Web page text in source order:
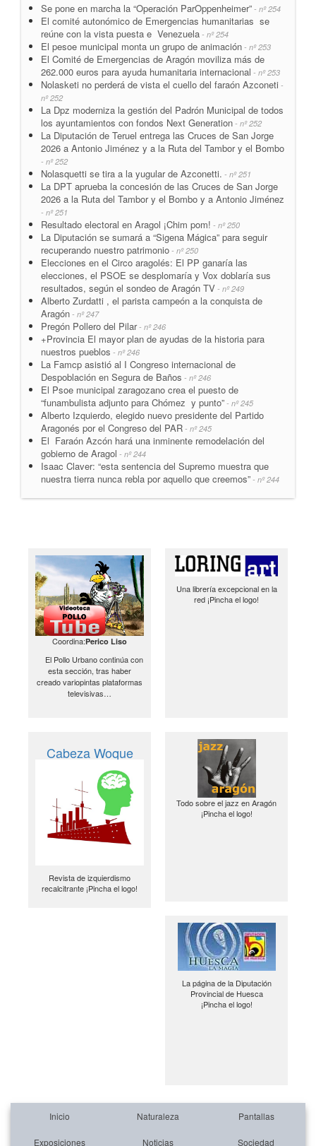
Se pone en marcha la “Operación ParOppenheimer” - nº 254
El comité autonómico de Emergencias humanitarias se
reúne con la vista puesta e Venezuela - nº 254
El pesoe municipal monta un grupo de animación - nº 253
El Comité de Emergencias de Aragón moviliza más de
262.000 euros para ayuda humanitaria internacional - nº 253
Nolasketi no perderá de vista el cuello del faraón Azconeti -
nº 252
La Dpz moderniza la gestión del Padrón Municipal de todos
los ayuntamientos con fondos Next Generation - nº 252
La Diputación de Teruel entrega las Cruces de San Jorge
2026 a Antonio Jiménez y a la Ruta del Tambor y el Bombo
- nº 252
Nolasquetti se tira a la yugular de Azconetti. - nº 251
La DPT aprueba la concesión de las Cruces de San Jorge
2026 a la Ruta del Tambor y el Bombo y a Antonio Jiménez
- nº 251
Resultado electoral en Aragol ¡Chim pom! - nº 250
La Diputación se sumará a “Sigena Mágica” para seguir
recuperando nuestro patrimonio - nº 250
Elecciones en el Circo aragolés: El PP ganaría las
elecciones, el PSOE se desplomaría y Vox doblaría sus
resultados, según el sondeo de Aragón TV - nº 249
Alberto Zurdatti , el parista campeón a la conquista de
Aragón - nº 247
Pregón Pollero del Pilar- nº 246
+Provincia El mayor plan de ayudas de la historia para
nuestros pueblos - nº 246
La Famcp asistió al I Congreso internacional de
Despoblación en Segura de Baños - nº 246
El Psoe municipal zaragozano crea el puesto de
“funambulista adjunto para Chómez y punto” - nº 245
Alberto Izquierdo, elegido nuevo presidente del Partido
Aragonés por el Congreso del PAR - nº 245
El Faraón Azcón hará una inminente remodelación del
gobierno de Aragol - nº 244
Isaac Claver: “esta sentencia del Supremo muestra que
nuestra tierra nunca rebla por aquello que creemos” - nº 244
Coordina:Perico Liso
El Pollo Urbano continúa con
esta sección, tras haber
creado variopintas plataformas
televisivas…
Una librería excepcional en la
red ¡Pincha el logo!
Cabeza Woque
Revista de izquierdismo
recalcitrante ¡Pincha el logo!
Todo sobre el jazz en Aragón
¡Pincha el logo!
La página de la Diputación
Provincial de Huesca
¡Pincha el logo!
Inicio Naturaleza Pantallas
Exposiciones Noticias Sociedad